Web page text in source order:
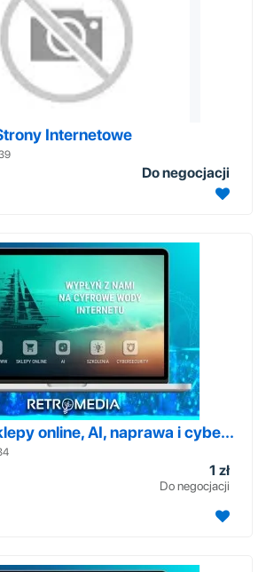
Internetowe
Do negocjacji
online, AI, naprawa i cybe...
1 zł
Do negocjacji